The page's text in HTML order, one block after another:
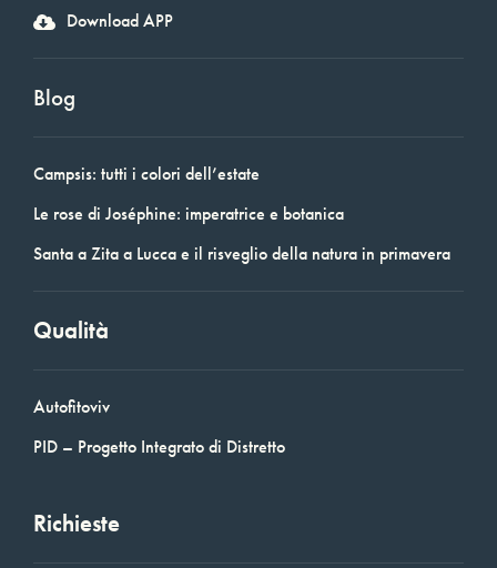
Download APP
Blog
Campsis: tutti i colori dell’estate
Le rose di Joséphine: imperatrice e botanica
Santa a Zita a Lucca e il risveglio della natura in primavera
Qualità
Autofitoviv
PID – Progetto Integrato di Distretto
Richieste